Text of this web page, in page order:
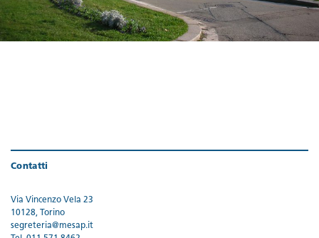
Contatti
Via Vincenzo Vela 23
10128, Torino
segreteria@mesap.it